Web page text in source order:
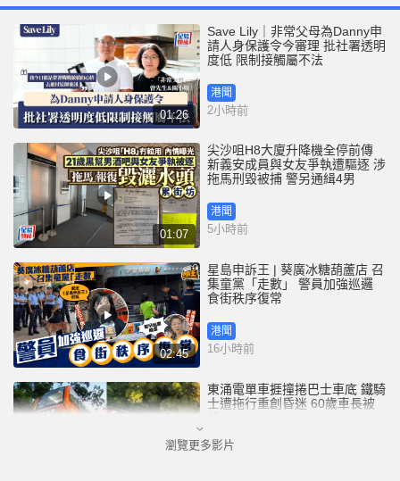
01:26
Save Lily｜非常父母為Danny申
請人身保護令今審理 批社署透明
度低 限制接觸屬不法
港聞
2小時前
01:07
尖沙咀H8大廈升降機全停前傳
新義安成員與女友爭執遭驅逐 涉
拖馬刑毀被捕 警另通緝4男
港聞
5小時前
02:45
星島申訴王 | 葵廣冰糖葫蘆店 召
集童黨「走數」 警員加強巡邏
食街秩序復常
港聞
16小時前
東涌電單車捱撞捲巴士車底 鐵騎
士遭拖行重創昏迷 60歲車長被
港聞
瀏覽更多影片